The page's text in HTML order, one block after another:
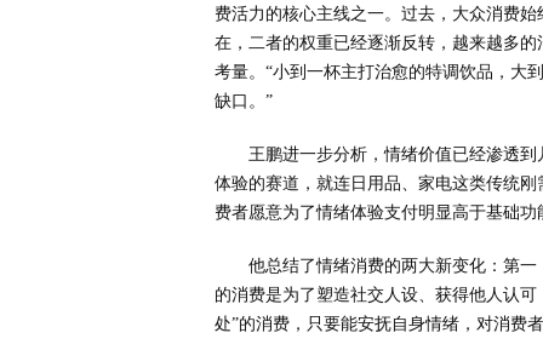
费活力的核心主线之一。过去，大众消费
在，二者的权重已经逐渐反转，越来越多
考量。“小到一杯主打治愈的特调饮品，大
缺口。”
王鹏进一步分析，情绪价值已经渗透
体验的赛道，就连日用品、家电这类传统
费者愿意为了情绪体验支付明显高于基础功
他总结了情绪消费的两大新变化：第
的消费是为了塑造社交人设、获得他人认
处”的消费，只要能安抚自身情绪，对消费